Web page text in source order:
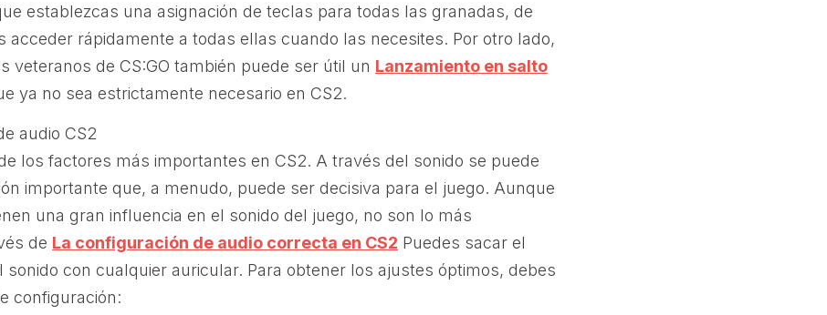
establezcas una asignación de teclas para todas las granadas, de
acceder rápidamente a todas ellas cuando las necesites. Por otro lado,
veteranos de CS:GO también puede ser útil un Lanzamiento en salto
ya no sea estrictamente necesario en CS2.
audio CS2
los factores más importantes en CS2. A través del sonido se puede
importante que, a menudo, puede ser decisiva para el juego. Aunque
una gran influencia en el sonido del juego, no son lo más
de La configuración de audio correcta en CS2 Puedes sacar el
sonido con cualquier auricular. Para obtener los ajustes óptimos, debes
configuración: